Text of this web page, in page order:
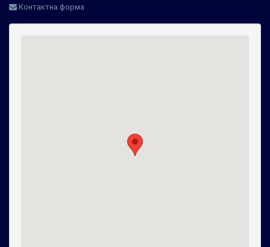
Контактна форма